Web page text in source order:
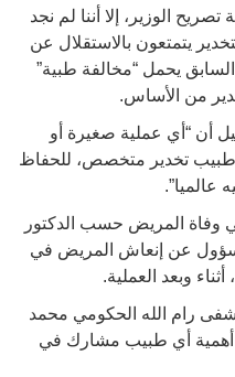
الوزير، إلا أننا لم نجد
يتمتعون بالاستقلال عن
السابق يحمل “مخالفة طبية”
من الأساس.
أن “أي عملية صغيرة أو
طبيب تخدير متخصص، للحفاظ
عالميا”.
وفاة المريض حسب الدكتور
عن إنعاش المريض في
وبعد العملية.
رام الله الحكومي محمد
أهمية أي طبيب مشارك في